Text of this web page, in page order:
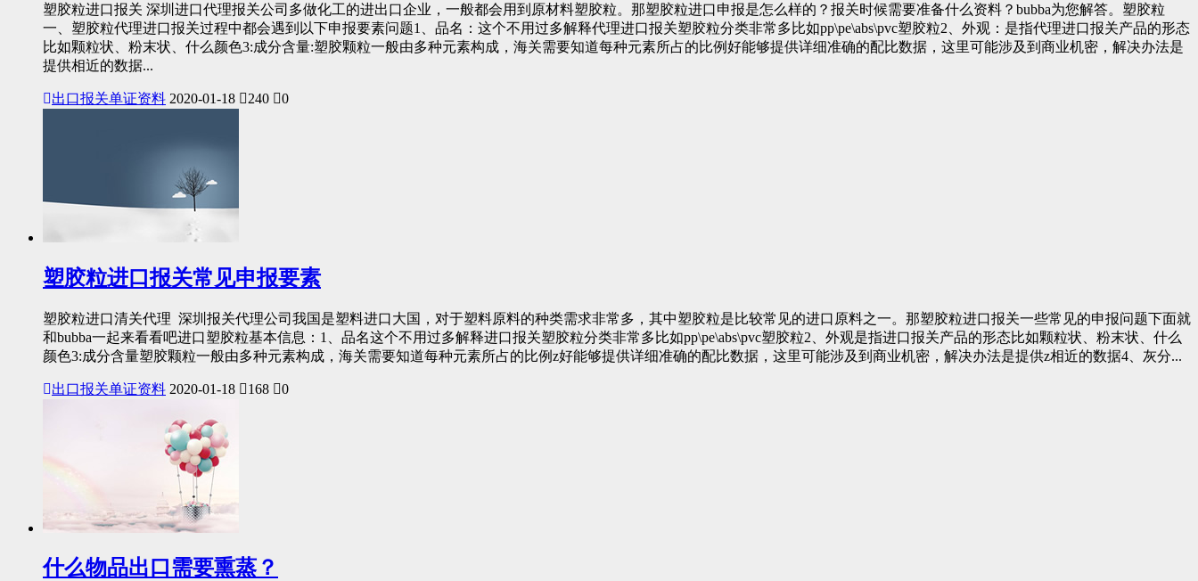
塑胶粒进口报关 深圳进口代理报关公司多做化工的进出口企业，一般都会用到原材料塑胶粒。那塑胶粒进口申报是怎么样的？报关时候需要准备什么资料？bubba为您解答。塑胶粒
一、塑胶粒代理进口报关过程中都会遇到以下申报要素问题1、品名：这个不用过多解释代理进口报关塑胶粒分类非常多比如pp\pe\abs\pvc塑胶粒2、外观：是指代理进口报关产品的形态
比如颗粒状、粉末状、什么颜色3:成分含量:塑胶颗粒一般由多种元素构成，海关需要知道每种元素所占的比例好能够提供详细准确的配比数据，这里可能涉及到商业机密，解决办法是
提供相近的数据...
出口报关单证资料 2020-01-18 240 0
塑胶粒进口报关常见申报要素
塑胶粒进口清关代理 深圳报关代理公司我国是塑料进口大国，对于塑料原料的种类需求非常多，其中塑胶粒是比较常见的进口原料之一。那塑胶粒进口报关一些常见的申报问题下面就
和bubba一起来看看吧进口塑胶粒基本信息：1、品名这个不用过多解释进口报关塑胶粒分类非常多比如pp\pe\abs\pvc塑胶粒2、外观是指进口报关产品的形态比如颗粒状、粉末状、什么
颜色3:成分含量塑胶颗粒一般由多种元素构成，海关需要知道每种元素所占的比例z好能够提供详细准确的配比数据，这里可能涉及到商业机密，解决办法是提供z相近的数据4、灰分...
出口报关单证资料 2020-01-18 168 0
什么物品出口需要熏蒸？